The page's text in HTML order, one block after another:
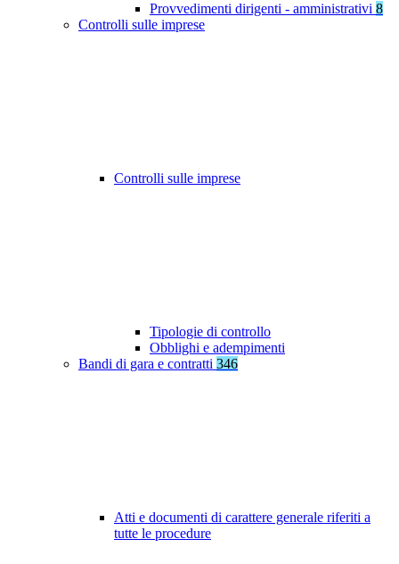
Provvedimenti dirigenti - amministrativi 8
Controlli sulle imprese
Controlli sulle imprese
Tipologie di controllo
Obblighi e adempimenti
Bandi di gara e contratti 346
Atti e documenti di carattere generale riferiti a
tutte le procedure